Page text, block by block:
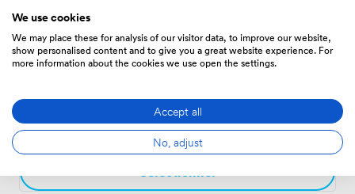
Sélectionner
MR 9·De 4 aux 8 personnes
148·1035
Sélectionner
We use cookies
We may place these for analysis of our visitor data, to improve our website,
show personalised content and to give you a great website experience. For
more information about the cookies we use open the settings.
Accept all
No, adjust